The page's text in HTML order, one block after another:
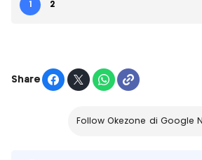
1 2
Share
Follow Okezone di Google